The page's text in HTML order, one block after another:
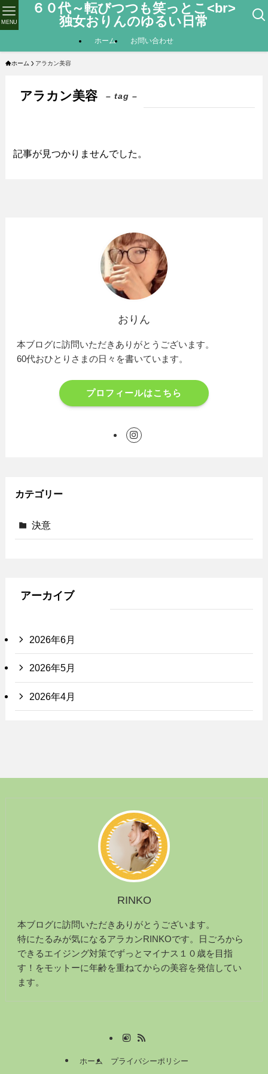
６０代～転びつつも笑っとこ<br>
独女おりんのゆるい日常
MENU
ホーム お問い合わせ
ホーム アラカン美容
アラカン美容 – tag –
記事が見つかりませんでした。
おりん
本ブログに訪問いただきありがとうございます。
60代おひとりさまの日々を書いています。
プロフィールはこちら
カテゴリー
決意
アーカイブ
2026年6月
2026年5月
2026年4月
RINKO
本ブログに訪問いただきありがとうございます。
特にたるみが気になるアラカンRINKOです。日ごろから
できるエイジング対策でずっとマイナス１０歳を目指
す！をモットーに年齢を重ねてからの美容を発信してい
ます。
ホーム プライバシーポリシー